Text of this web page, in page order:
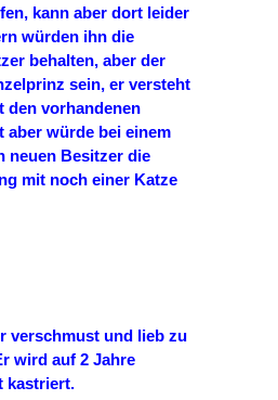
kann aber dort leider
würden ihn die
behalten, aber der
sein, er versteht
den vorhandenen
aber würde bei einem
neuen Besitzer die
mit noch einer Katze
verschmust und lieb zu
wird auf 2 Jahre
kastriert.